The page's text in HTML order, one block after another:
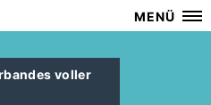
MENÜ
voller